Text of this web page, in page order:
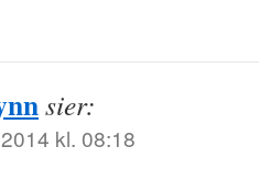
sier:
kl. 08:18